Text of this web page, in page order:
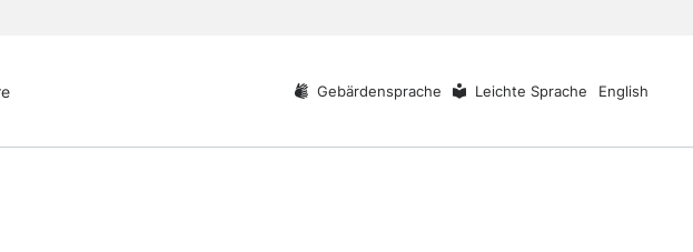
Gebärdensprache Leichte Sprache English